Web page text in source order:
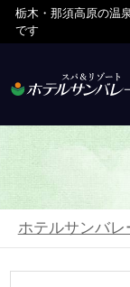
栃木・那須高原の温
です
ホテルサンバ